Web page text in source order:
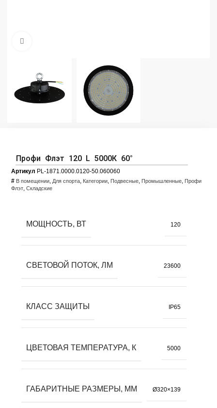
Профи Флэт 120 L 5000К 60°
Артикул PL-1871.0000.0120-50.060060
# В помещении, Для спорта, Категории, Подвесные, Промышленные, Профи
Флэт, Складские
МОЩНОСТЬ, ВТ 120
СВЕТОВОЙ ПОТОК, ЛМ 23600
КЛАСС ЗАЩИТЫ IP65
ЦВЕТОВАЯ ТЕМПЕРАТУРА, К 5000
ГАБАРИТНЫЕ РАЗМЕРЫ, ММ Ø320×139